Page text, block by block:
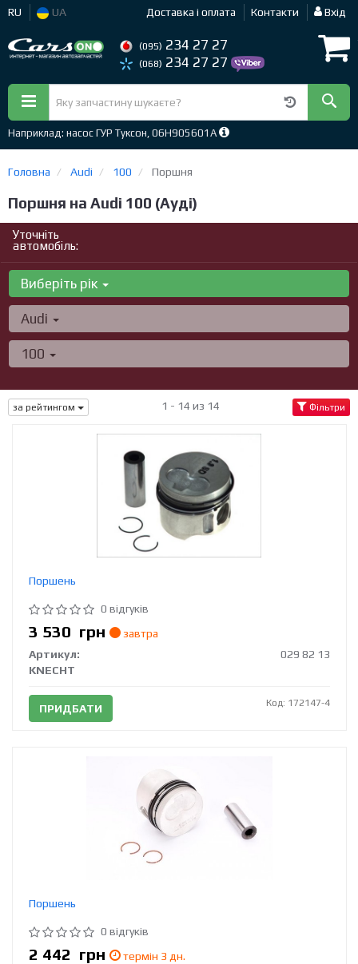
RU UA Доставка і оплата Контакти Вхід
(095) 234 27 27
(068) 234 27 27
Наприклад: насос ГУР Туксон, 06H905601A
Головна Audi 100 Поршня
Поршня на Audi 100 (Ауді)
Уточніть
автомобіль:
Виберіть рік
Audi
100
за рейтингом 1 - 14 из 14 Фільтри
Поршень
0 відгуків
3 530 грн
завтра
Артикул:
029 82 13
KNECHT
ПРИДБАТИ Код: 172147-4
Поршень
0 відгуків
2 442 грн
термін 3 дн.